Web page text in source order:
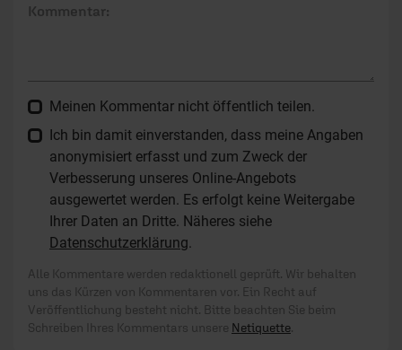
Kommentar:
Meinen Kommentar nicht öffentlich teilen.
Ich bin damit einverstanden, dass meine Angaben
anonymisiert erfasst und zum Zweck der
Verbesserung unseres Online-Angebots
ausgewertet werden. Es erfolgt keine Weitergabe
Ihrer Daten an Dritte. Näheres siehe
Datenschutzerklärung.
Alle Kommentare werden redaktionell geprüft. Wir behalten
uns das Kürzen von Kommentaren vor. Ein Recht auf
Veröffentlichung besteht nicht. Bitte beachten Sie beim
Schreiben Ihres Kommentars unsere Netiquette.